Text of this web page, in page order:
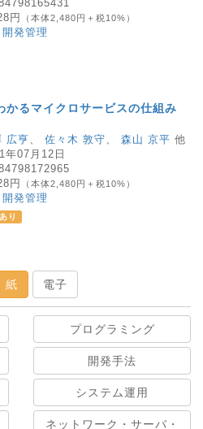
円 （本体2,480円＋税10%）
開発管理
かるマイクロサービスの仕組み
広亨 佐々木 敦守 森山 京平 他
年07月12日
円 （本体2,480円＋税10%）
開発管理
り
紙 電子
プログラミング
開発手法
システム運用
ネットワーク・サーバ・